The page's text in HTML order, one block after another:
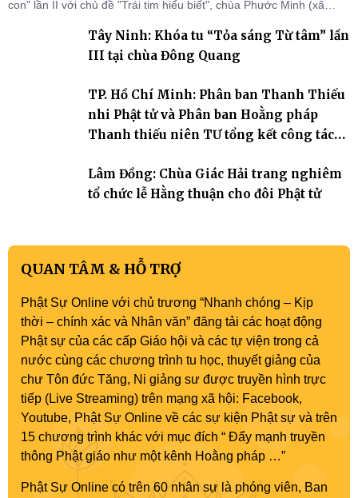
con" lần II với chủ đề "Trái tim hiểu biết", chùa Phước Minh (xã
cho hơn 60 tu sinh.Tây Ninh: Khóa tu “Tỏa sáng Từ tâm” lần
III tại chùa Đông Quang
TP. Hồ Chí Minh: Phân ban Thanh Thiếu
nhi Phật tử và Phân ban Hoằng pháp
Thanh thiếu niên TƯ tổng kết công tác
Lâm Đồng: Chùa Giác Hải trang nghiêm
tổ chức lễ Hằng thuận cho đôi Phật tử
QUAN TÂM & HỖ TRỢ
Phật Sự Online với chủ trương “Nhanh chóng – Kịp
thời – chính xác và Nhân văn” đăng tải các hoạt động
Phật sự của các cấp Giáo hội và các tự viện trong cả
nước cùng các chương trình tu học, thuyết giảng của
chư Tôn đức Tăng, Ni giảng sư được truyền hình trực
tiếp (Live Streaming) trên mạng xã hội: Facebook,
Youtube, Phật Sự Online về các sự kiện Phật sự và trên
15 chương trình khác với mục đích “ Đẩy mạnh truyền
thông Phật giáo như một kênh Hoằng pháp …”
Phật Sự Online có trên 60 nhân sự là phóng viên, Ban